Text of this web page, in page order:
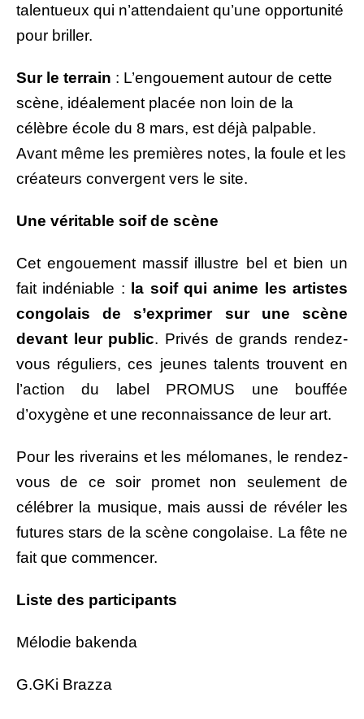
talentueux qui n’attendaient qu’une opportunité
pour briller.
Sur le terrain : L’engouement autour de cette
scène, idéalement placée non loin de la
célèbre école du 8 mars, est déjà palpable.
Avant même les premières notes, la foule et les
créateurs convergent vers le site.
Une véritable soif de scène
Cet engouement massif illustre bel et bien un
fait indéniable : la soif qui anime les artistes
congolais de s’exprimer sur une scène
devant leur public. Privés de grands rendez-
vous réguliers, ces jeunes talents trouvent en
l’action du label PROMUS une bouffée
d’oxygène et une reconnaissance de leur art.
Pour les riverains et les mélomanes, le rendez-
vous de ce soir promet non seulement de
célébrer la musique, mais aussi de révéler les
futures stars de la scène congolaise. La fête ne
fait que commencer.
Liste des participants
Mélodie bakenda
G.GKi Brazza